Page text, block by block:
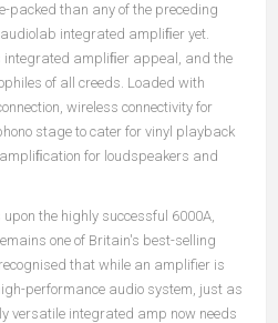
packed than any of the preceding
integrated ampliﬁer yet.
ampliﬁer appeal, and the
of all creeds. Loaded with
wireless connectivity for
stage to cater for vinyl playback
for loudspeakers and
the highly successful 6000A,
one of Britain's best-selling
that while an amplifier is
performance audio system, just as
versatile integrated amp now needs